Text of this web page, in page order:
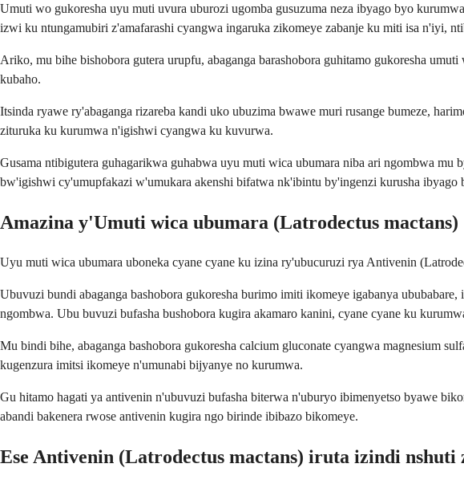
Umuti wo gukoresha uyu muti uvura uburozi ugomba gusuzuma neza ibyago byo
izwi ku ntungamubiri z'amafarashi cyangwa ingaruka zikomeye zabanje ku miti isa n'iyi,
Ariko, mu bihe bishobora gutera urupfu, abaganga barashobora guhitamo gukoresha
kubaho.
Itsinda ryawe ry'abaganga rizareba kandi uko ubuzima bwawe muri rusange bumeze,
zituruka ku kurumwa n'igishwi cyangwa ku kuvurwa.
Gusama ntibigutera guhagarikwa guhabwa uyu muti wica ubumara niba ari ngombwa
bw'igishwi cy'umupfakazi w'umukara akenshi bifatwa nk'ibintu by'ingenzi kurusha ibyago
Amazina y'Umuti wica ubumara (Latrodectus mactans)
Uyu muti wica ubumara uboneka cyane cyane ku izina ry'ubucuruzi rya Antivenin
Ubuvuzi bundi abaganga bashobora gukoresha burimo imiti ikomeye igabanya
ngombwa. Ubu buvuzi bufasha bushobora kugira akamaro kanini, cyane cyane ku
Mu bindi bihe, abaganga bashobora gukoresha calcium gluconate cyangwa magnesium
kugenzura imitsi ikomeye n'umunabi bijyanye no kurumwa.
Gu hitamo hagati ya antivenin n'ubuvuzi bufasha biterwa n'uburyo ibimenyetso byawe
abandi bakenera rwose antivenin kugira ngo birinde ibibazo bikomeye.
Ese Antivenin (Latrodectus mactans) iruta izindi